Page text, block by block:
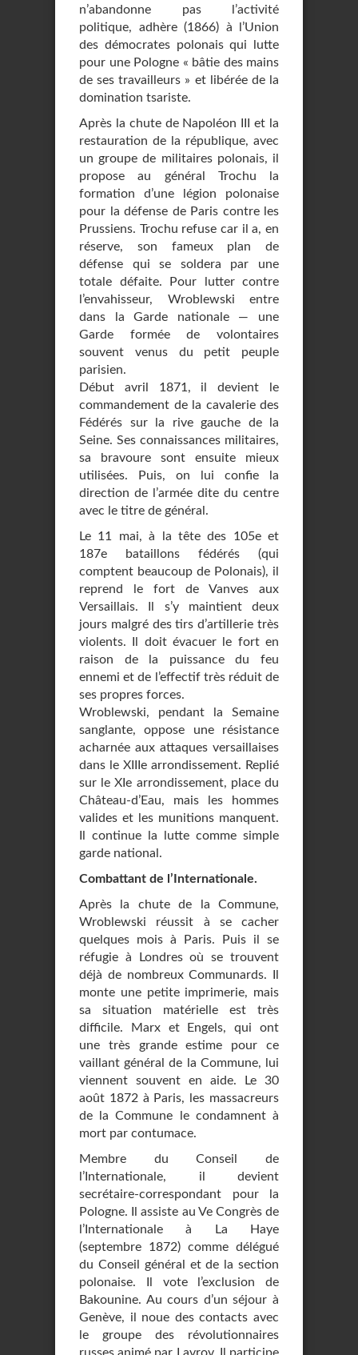
n’abandonne pas l’activité
politique, adhère (1866) à l’Union
des démocrates polonais qui lutte
pour une Pologne « bâtie des mains
de ses travailleurs » et libérée de la
domination tsariste.
Après la chute de Napoléon III et la
restauration de la république, avec
un groupe de militaires polonais, il
propose au général Trochu la
formation d’une légion polonaise
pour la défense de Paris contre les
Prussiens. Trochu refuse car il a, en
réserve, son fameux plan de
défense qui se soldera par une
totale défaite. Pour lutter contre
l’envahisseur, Wroblewski entre
dans la Garde nationale — une
Garde formée de volontaires
souvent venus du petit peuple
parisien.
Début avril 1871, il devient le
commandement de la cavalerie des
Fédérés sur la rive gauche de la
Seine. Ses connaissances militaires,
sa bravoure sont ensuite mieux
utilisées. Puis, on lui confie la
direction de l’armée dite du centre
avec le titre de général.
Le 11 mai, à la tête des 105e et
187e bataillons fédérés (qui
comptent beaucoup de Polonais), il
reprend le fort de Vanves aux
Versaillais. Il s’y maintient deux
jours malgré des tirs d’artillerie très
violents. Il doit évacuer le fort en
raison de la puissance du feu
ennemi et de l’effectif très réduit de
ses propres forces.
Wroblewski, pendant la Semaine
sanglante, oppose une résistance
acharnée aux attaques versaillaises
dans le XIIIe arrondissement. Replié
sur le XIe arrondissement, place du
Château-d’Eau, mais les hommes
valides et les munitions manquent.
Il continue la lutte comme simple
garde national.
Combattant de l’Internationale.
Après la chute de la Commune,
Wroblewski réussit à se cacher
quelques mois à Paris. Puis il se
réfugie à Londres où se trouvent
déjà de nombreux Communards. Il
monte une petite imprimerie, mais
sa situation matérielle est très
difficile. Marx et Engels, qui ont
une très grande estime pour ce
vaillant général de la Commune, lui
viennent souvent en aide. Le 30
août 1872 à Paris, les massacreurs
de la Commune le condamnent à
mort par contumace.
Membre du Conseil de
l’Internationale, il devient
secrétaire-correspondant pour la
Pologne. Il assiste au Ve Congrès de
l’Internationale à La Haye
(septembre 1872) comme délégué
du Conseil général et de la section
polonaise. Il vote l’exclusion de
Bakounine. Au cours d’un séjour à
Genève, il noue des contacts avec
le groupe des révolutionnaires